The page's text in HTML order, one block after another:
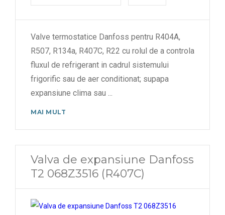
Valve termostatice Danfoss pentru R404A,
R507, R134a, R407C, R22 cu rolul de a controla
fluxul de refrigerant in cadrul sistemului
frigorific sau de aer conditionat; supapa
expansiune clima sau
MAI MULT
Valva de expansiune Danfoss
T2 068Z3516 (R407C)